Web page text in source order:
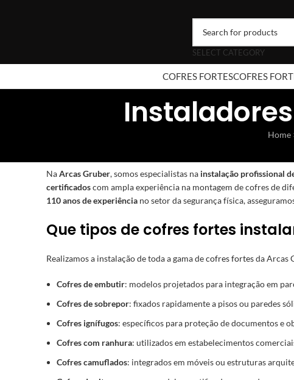
SELECT CATEGORY
COFRES FORTESCOFRES
Home
NaArcas Gruber, somos especialistas na instalação profissional
certificadoscom ampla experiência na montagem de cofres de
110 anos de experiência no setor da segurança física,
Que tipos de cofres fortes
Realizamos a instalação de toda a gama decofres fortesda Arcas
Cofres de embutir: modelos projetados para integração em
Cofres de sobrepor: fixados rapidamente a pisos ou paredes
Cofres ignífugos: específicos para proteção de documentos e
Cofres com ranhura: utilizados em estabelecimentos
Cofres camuflados: integrados em móveis ou estruturas